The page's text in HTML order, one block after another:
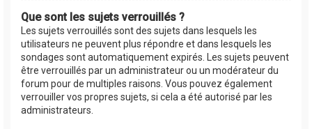
Que sont les sujets verrouillés ?
Les sujets verrouillés sont des sujets dans lesquels les
utilisateurs ne peuvent plus répondre et dans lesquels les
sondages sont automatiquement expirés. Les sujets peuvent
être verrouillés par un administrateur ou un modérateur du
forum pour de multiples raisons. Vous pouvez également
verrouiller vos propres sujets, si cela a été autorisé par les
administrateurs.